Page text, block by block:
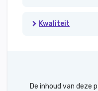
Kwaliteit
De inhoud van deze